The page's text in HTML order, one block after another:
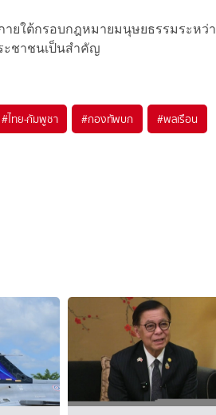
ใต้กรอบกฎหมายมนุษยธรรมระหว่า
ะชาชนเป็นสำคัญ
#ไทย-กัมพูชา #กองทัพบก #พลเรือน